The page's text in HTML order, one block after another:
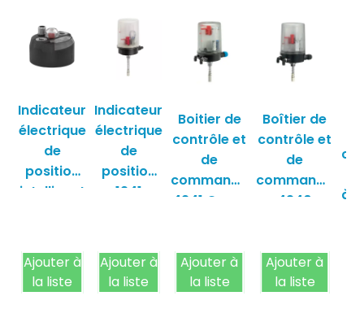
Indicateur
électrique
de
position
intelligent
Ajouter à
la liste
Indicateur
électrique
de
position
1241
Ajouter à
la liste
Boitier de
contrôle et
de
commande
4241 Gemu
Ajouter à
la liste
Boîtier de
contrôle et
de
commande
4240
Ajouter à
la liste
à